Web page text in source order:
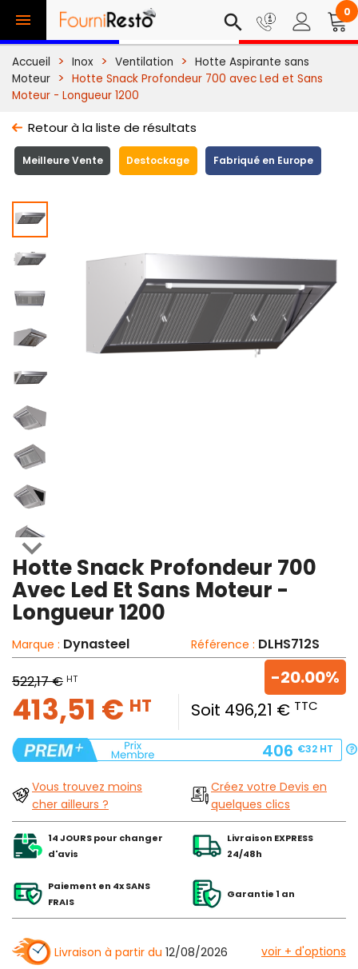
 search 0
Accueil Inox Ventilation
Hotte Aspirante sans
Moteur
Hotte Snack Profondeur 700 avec Led et Sans
Moteur - Longueur 1200
Retour à la liste de résultats
Meilleure Vente Destockage Fabriqué en Europe

Hotte Snack Profondeur 700
Avec Led Et Sans Moteur -
Longueur 1200
Marque : Dynasteel Référence : DLHS712S
522,17 € HT
413,51 € HT Soit 496,21 € TTC
-20.00%
406 €32 HT
Vous trouvez moins
cher ailleurs ?
Créez votre Devis en
quelques clics
14 JOURS pour changer
d'avis
Livraison EXPRESS
24/48h
Paiement en 4x SANS
FRAIS
Garantie 1 an
Livraison à partir du 12/08/2026 voir + d'options